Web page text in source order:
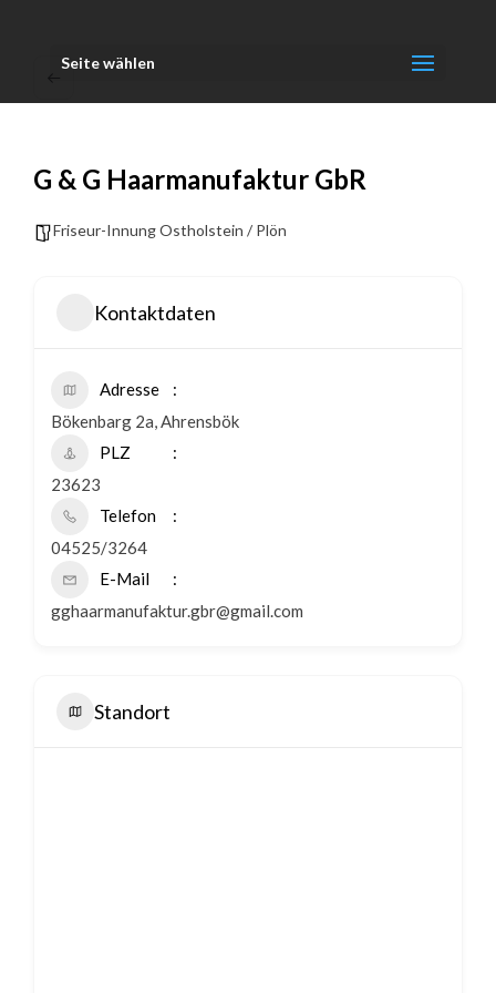
Seite wählen
G & G Haarmanufaktur GbR
Friseur-Innung Ostholstein / Plön
Kontaktdaten
Adresse
Bökenbarg 2a, Ahrensbök
PLZ
23623
Telefon
04525/3264
E-Mail
gghaarmanufaktur.gbr@gmail.com
Standort